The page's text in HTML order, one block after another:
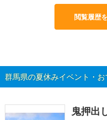
閲覧履歴
群馬県の夏休みイベント・お
鬼押出